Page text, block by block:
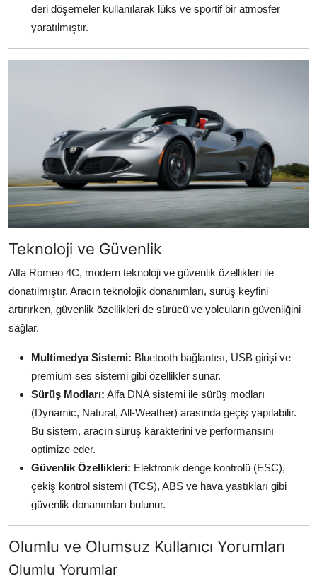
deri döşemeler kullanılarak lüks ve sportif bir atmosfer
yaratılmıştır.
Teknoloji ve Güvenlik
Alfa Romeo 4C, modern teknoloji ve güvenlik özellikleri ile
donatılmıştır. Aracın teknolojik donanımları, sürüş keyfini
artırırken, güvenlik özellikleri de sürücü ve yolcuların güvenliğini
sağlar.
Multimedya Sistemi: Bluetooth bağlantısı, USB girişi ve
premium ses sistemi gibi özellikler sunar.
Sürüş Modları: Alfa DNA sistemi ile sürüş modları
(Dynamic, Natural, All-Weather) arasında geçiş yapılabilir.
Bu sistem, aracın sürüş karakterini ve performansını
optimize eder.
Güvenlik Özellikleri: Elektronik denge kontrolü (ESC),
çekiş kontrol sistemi (TCS), ABS ve hava yastıkları gibi
güvenlik donanımları bulunur.
Olumlu ve Olumsuz Kullanıcı Yorumları
Olumlu Yorumlar